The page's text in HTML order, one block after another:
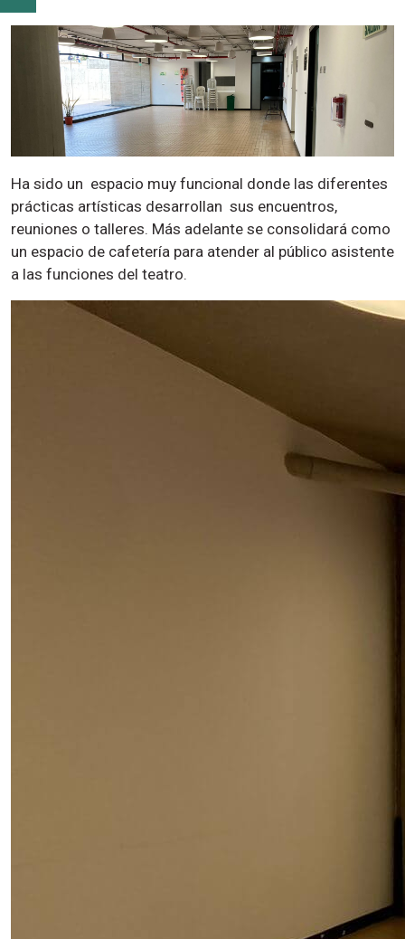
Ha sido un espacio muy funcional donde las diferentes
prácticas artísticas desarrollan sus encuentros,
reuniones o talleres. Más adelante se consolidará como
un espacio de cafetería para atender al público asistente
a las funciones del teatro.